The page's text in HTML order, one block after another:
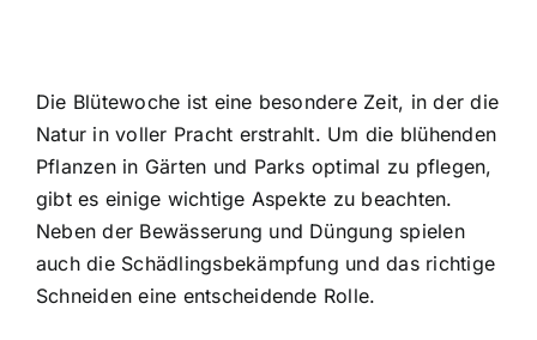
Die Blütewoche ist eine besondere Zeit, in der die
Natur in voller Pracht erstrahlt. Um die blühenden
Pflanzen in Gärten und Parks optimal zu pflegen,
gibt es einige wichtige Aspekte zu beachten.
Neben der Bewässerung und Düngung spielen
auch die Schädlingsbekämpfung und das richtige
Schneiden eine entscheidende Rolle.